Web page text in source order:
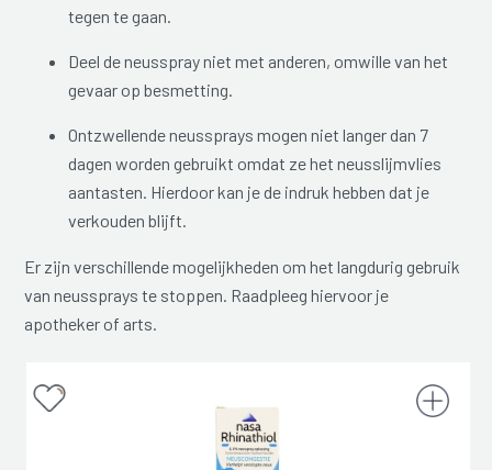
tegen te gaan.
Deel de neusspray niet met anderen, omwille van het
gevaar op besmetting.
Ontzwellende neussprays mogen niet langer dan 7
dagen worden gebruikt omdat ze het neusslijmvlies
aantasten. Hierdoor kan je de indruk hebben dat je
verkouden blijft.
Er zijn verschillende mogelijkheden om het langdurig gebruik
van neussprays te stoppen. Raadpleeg hiervoor je
apotheker of arts.